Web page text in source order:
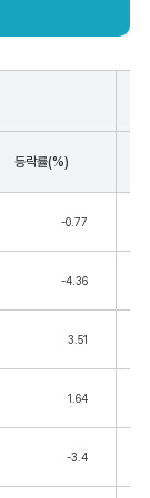
등락률(%)
-0.77
-4.36
3.51
1.64
-3.4